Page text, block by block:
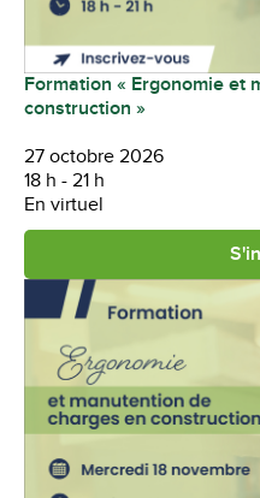
Formation « Ergonomie et
construction »
27 octobre 2026
18 h - 21 h
En virtuel